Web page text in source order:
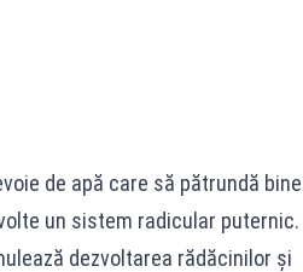
de apă care să pătrundă bine
un sistem radicular puternic.
dezvoltarea rădăcinilor şi